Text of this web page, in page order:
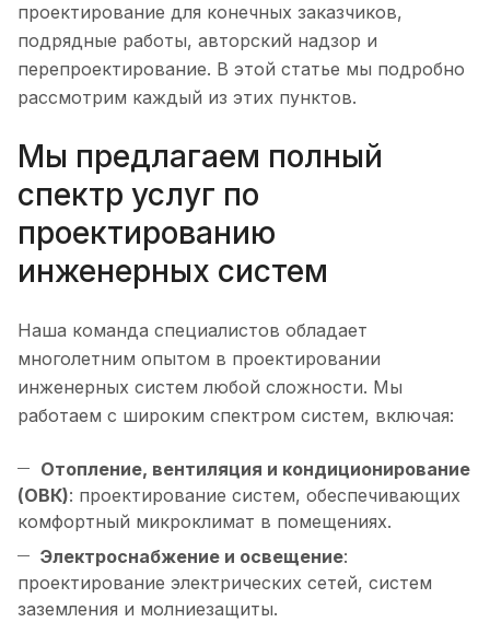
проектирование для конечных заказчиков,
подрядные работы, авторский надзор и
перепроектирование. В этой статье мы подробно
рассмотрим каждый из этих пунктов.
Мы предлагаем полный
спектр услуг по
проектированию
инженерных систем
Наша команда специалистов обладает
многолетним опытом в проектировании
инженерных систем любой сложности. Мы
работаем с широким спектром систем, включая:
Отопление, вентиляция и кондиционирование
(ОВК): проектирование систем, обеспечивающих
комфортный микроклимат в помещениях.
Электроснабжение и освещение:
проектирование электрических сетей, систем
заземления и молниезащиты.